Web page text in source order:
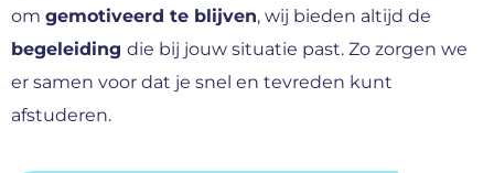
om gemotiveerd te blijven, wij bieden altijd de
begeleiding die bij jouw situatie past. Zo zorgen we
er samen voor dat je snel en tevreden kunt
afstuderen.